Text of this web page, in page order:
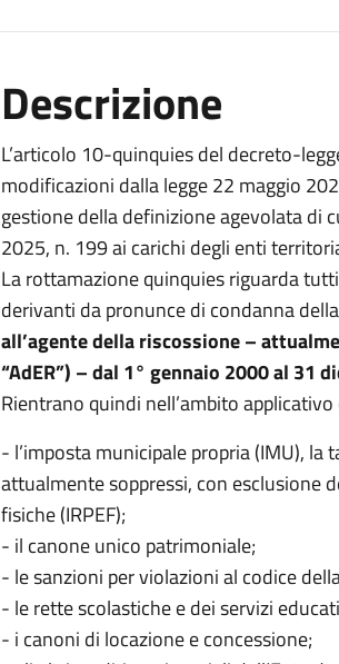
Descrizione
L’articolo 10-quinquies del decreto-
modificazioni dalla legge 22 maggio
gestione della definizione agevolata di
2025, n. 199 ai carichi degli enti
La rottamazione quinquies riguarda
derivanti da pronunce di condanna
all’agente della riscossione –
“AdER”) – dal 1° gennaio 2000 al 31
Rientrano quindi nell’ambito
- l’imposta municipale propria (IMU),
attualmente soppressi, con esclusione
fisiche (IRPEF);
- il canone unico patrimoniale;
- le sanzioni per violazioni al codice
- le rette scolastiche e dei servizi
- i canoni di locazione e concessione;